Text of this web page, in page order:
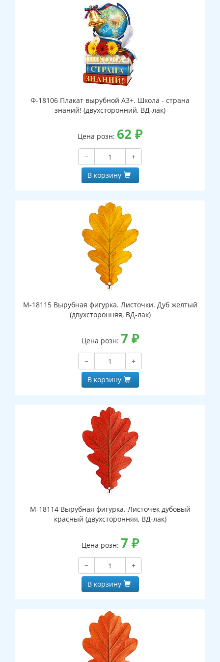
Ф-18106 Плакат вырубной А3+. Школа - страна
знаний! (двухсторонний, ВД-лак)
Цена розн: 62 ₽
−
+
В корзину
М-18115 Вырубная фигурка. Листочки. Дуб желтый
(двухсторонняя, ВД-лак)
Цена розн: 7 ₽
−
+
В корзину
М-18114 Вырубная фигурка. Листочек дубовый
красный (двухсторонняя, ВД-лак)
Цена розн: 7 ₽
−
+
В корзину